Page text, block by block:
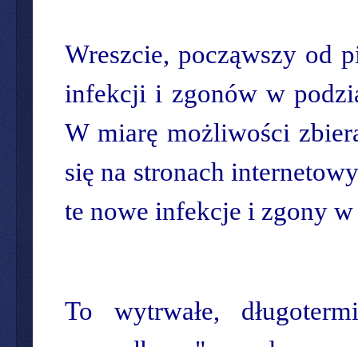
Wreszcie, począwszy od
infekcji i zgonów w
W miarę możliwości
się na stronach
te nowe infekcje i zgony
To wytrwałe,